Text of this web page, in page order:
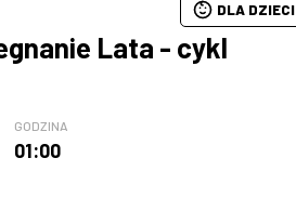
Lata - cykl
GODZINA
01:00
DLA DZIECI